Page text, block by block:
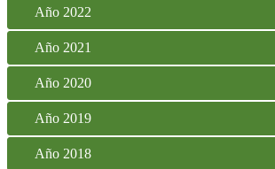
Año 2022
Año 2021
Año 2020
Año 2019
Año 2018